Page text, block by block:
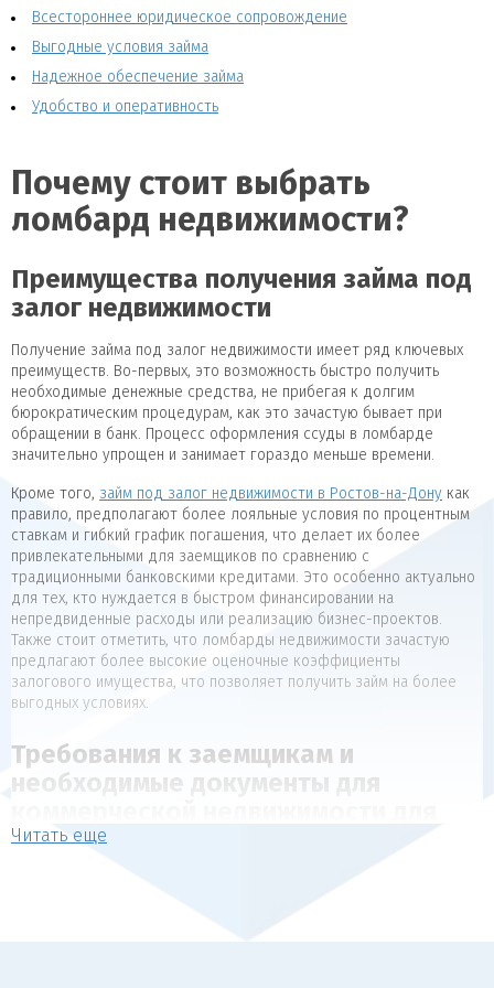
Всестороннее юридическое сопровождение
Выгодные условия займа
Надежное обеспечение займа
Удобство и оперативность
Почему стоит выбрать
ломбард недвижимости?
Преимущества получения займа под
залог недвижимости
Получение займа под залог недвижимости имеет ряд ключевых
преимуществ. Во-первых, это возможность быстро получить
необходимые денежные средства, не прибегая к долгим
бюрократическим процедурам, как это зачастую бывает при
обращении в банк. Процесс оформления ссуды в ломбарде
значительно упрощен и занимает гораздо меньше времени.
Кроме того, займ под залог недвижимости в Ростов-на-Дону как
правило, предполагают более лояльные условия по процентным
ставкам и гибкий график погашения, что делает их более
привлекательными для заемщиков по сравнению с
традиционными банковскими кредитами. Это особенно актуально
для тех, кто нуждается в быстром финансировании на
непредвиденные расходы или реализацию бизнес-проектов.
Также стоит отметить, что ломбарды недвижимости зачастую
предлагают более высокие оценочные коэффициенты
залогового имущества, что позволяет получить займ на более
выгодных условиях.
Требования к заемщикам и
необходимые документы для
коммерческой недвижимости
Читать еще